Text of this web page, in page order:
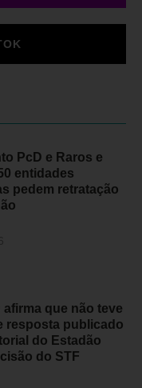
PcD e Raros e
entidades
pedem retratação
afirma que não teve
resposta publicado
do Estadão
do STF